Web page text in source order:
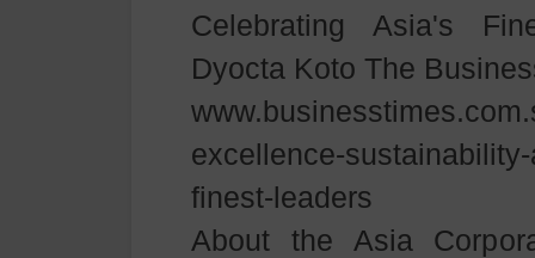
Celebrating Asia's
Dyocta Koto The
excellence-
finest-leaders
About the Asia